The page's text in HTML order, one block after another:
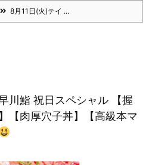
8月11日(火)テイ ...
川鮨 祝日スペシャル 【握
【肉厚穴子丼】【高級本マ